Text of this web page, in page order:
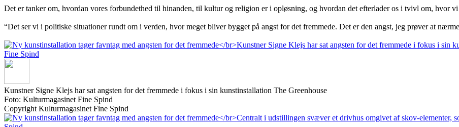
Det er tanker om, hvordan vores forbundethed til hinanden, til kultur og religion er i opløsning, og hvordan det efterlader os i tvivl om, hvor
“Det ser vi i politiske situationer rundt om i verden, hvor meget bliver bygget på angst for det fremmede. Det er den angst, jeg prøver at
Kunstner Signe Klejs har sat angsten for det fremmede i fokus i sin kunstinstallation The Greenhouse
Foto: Kulturmagasinet Fine Spind
Copyright Kulturmagasinet Fine Spind